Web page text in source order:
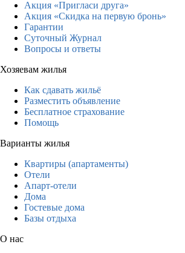
Акция «Пригласи друга»
Акция «Скидка на первую бронь»
Гарантии
Суточный Журнал
Вопросы и ответы
Хозяевам жилья
Как сдавать жильё
Разместить объявление
Бесплатное страхование
Помощь
Варианты жилья
Квартиры (апартаменты)
Отели
Апарт-отели
Дома
Гостевые дома
Базы отдыха
О нас